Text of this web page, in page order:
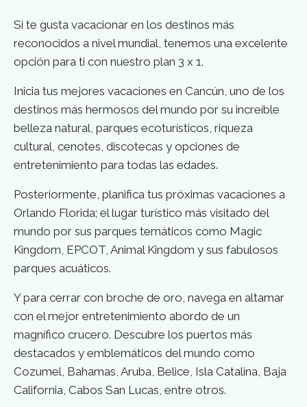
Si te gusta vacacionar en los destinos más
reconocidos a nivel mundial, tenemos una excelente
opción para ti con nuestro plan 3 x 1.
Inicia tus mejores vacaciones en Cancún, uno de los
destinos más hermosos del mundo por su increíble
belleza natural, parques ecoturísticos, riqueza
cultural, cenotes, discotecas y opciones de
entretenimiento para todas las edades.
Posteriormente, planifica tus próximas vacaciones a
Orlando Florida; el lugar turístico más visitado del
mundo por sus parques temáticos como Magic
Kingdom, EPCOT, Animal Kingdom y sus fabulosos
parques acuáticos.
Y para cerrar con broche de oro, navega en altamar
con el mejor entretenimiento abordo de un
magnífico crucero. Descubre los puertos más
destacados y emblemáticos del mundo como
Cozumel, Bahamas, Aruba, Belice, Isla Catalina, Baja
California, Cabos San Lucas, entre otros.